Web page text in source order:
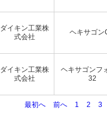
ダイキン工業株
式会社
ヘキサゴン
ダイキン工業株
式会社
ヘキサゴンフ
32
最初へ 前へ 1 2 3